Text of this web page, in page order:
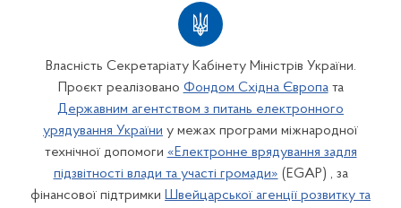
Власність Секретаріату Кабінету Міністрів України.
Проєкт реалізовано Фондом Східна Європата
Державним агентством з питань електронного
урядування України у межах програми міжнародної
технічної допомоги «Електронне врядування задля
підзвітності влади та участі громади» (EGAP) , за
фінансової підтримки Швейцарської агенції розвитку та